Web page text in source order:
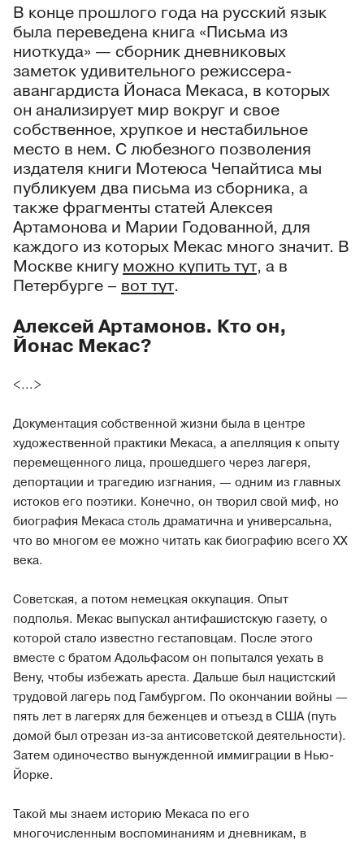
В конце прошлого года на русский язык
была переведена книга «Письма из
ниоткуда» — сборник дневниковых
заметок удивительного режиссера-
авангардиста Йонаса Мекаса, в которых
он анализирует мир вокруг и свое
собственное, хрупкое и нестабильное
место в нем. С любезного позволения
издателя книги Мотеюса Чепайтиса мы
публикуем два письма из сборника, а
также фрагменты статей Алексея
Артамонова и Марии Годованной, для
каждого из которых Мекас много значит. В
Москве книгу можно купить тут, а в
Петербурге – вот тут.
Алексей Артамонов. Кто он,
Йонас Мекас?
<...>
Документация собственной жизни была в центре
художественной практики Мекаса, а апелляция к опыту
перемещенного лица, прошедшего через лагеря,
депортации и трагедию изгнания, — одним из главных
истоков его поэтики. Конечно, он творил свой миф, но
биография Мекаса столь драматична и универсальна,
что во многом ее можно читать как биографию всего XX
века.
Советская, а потом немецкая оккупация. Опыт
подполья. Мекас выпускал антифашистскую газету, о
которой стало известно гестаповцам. После этого
вместе с братом Адольфасом он попытался уехать в
Вену, чтобы избежать ареста. Дальше был нацистский
трудовой лагерь под Гамбургом. По окончании войны —
пять лет в лагерях для беженцев и отъезд в США (путь
домой был отрезан из-за антисоветской деятельности).
Затем одиночество вынужденной иммиграции в Нью-
Йорке.
Такой мы знаем историю Мекаса по его
многочисленным воспоминаниям и дневникам, в